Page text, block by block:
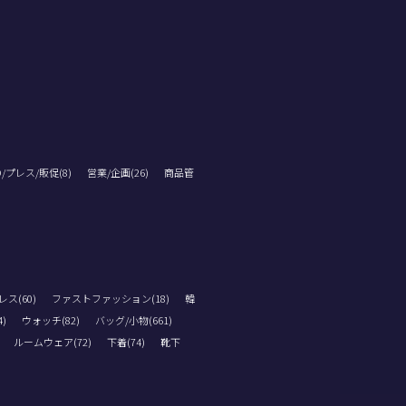
プレス/販促(8) 営業/企画(26) 商品管
ス(60) ファストファッション(18)
韓
ウォッチ(82)
バッグ/小物(661)
ルームウェア(72)
下着(74) 靴下